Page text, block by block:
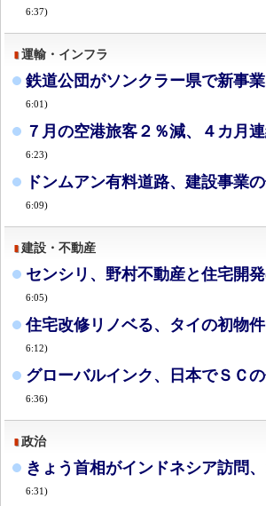
6:37)
運輸・インフラ
鉄道公団がソンクラー県で新事
6:01)
７月の空港旅客２％減、４カ月
6:23)
ドンムアン有料道路、建設事業
6:09)
建設・不動産
センシリ、野村不動産と住宅開
6:05)
住宅改修リノベる、タイの初物
6:12)
グローバルインク、日本でＳＣ
6:36)
政治
きょう首相がインドネシア訪問
6:31)